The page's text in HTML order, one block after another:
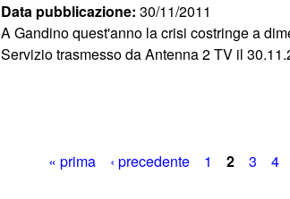
Data pubblicazione:30/11/2011
A Gandino quest'anno la crisi costringe a
Servizio trasmesso da Antenna 2 TV il
« prima ‹ precedente 1 2 3 4